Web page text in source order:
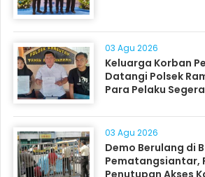
03 Agu 2026
Keluarga Korban
Datangi Polsek
Para Pelaku
03 Agu 2026
Demo Berulang di
Pematangsiantar,